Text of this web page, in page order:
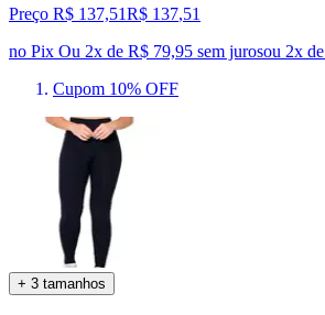
Preço R$ 137,51R$ 137,51
no Pix Ou 2x de R$ 79,95 sem jurosou 2x de
Cupom 10% OFF
+ 3 tamanhos